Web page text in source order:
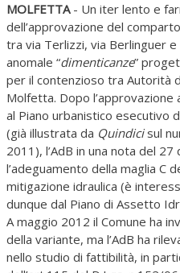
MOLFETTA - Un iter lento e
dell’approvazione del
tra via Terlizzi, via Berlinguer
anomale “dimenticanze”
per il contenzioso tra Autorità
Molfetta. Dopo
al Piano urbanistico esecutivo
(già illustrata da Quindicisul
2011), l’AdB in una nota del
l’adeguamento della maglia C
mitigazione idraulica (è
dunque dal Piano di Assetto
A maggio 2012 il Comune ha
della variante, ma l’AdB ha
nello studio di fattibilità, in